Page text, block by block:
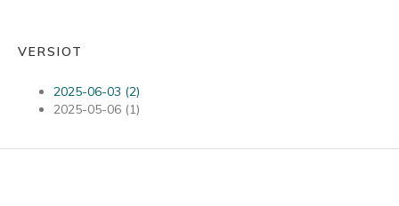
VERSIOT
2025-06-03 (2)
2025-05-06 (1)